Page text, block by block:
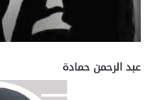
عبد الرحمن حمادة